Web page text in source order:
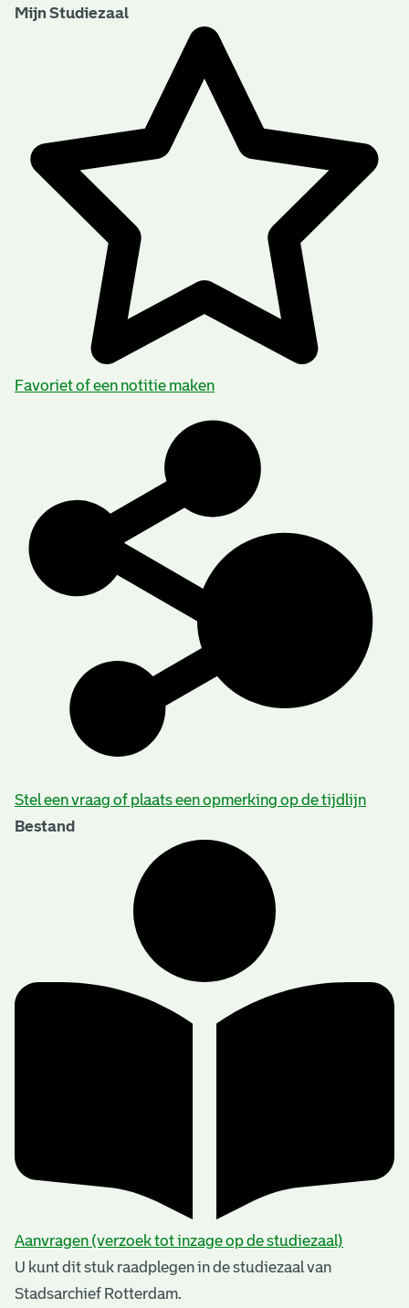
Mijn Studiezaal
Favoriet of een notitie maken
Stel een vraag of plaats een opmerking op de tijdlijn
Bestand
Aanvragen (verzoek tot inzage op de studiezaal)
U kunt dit stuk raadplegen in de studiezaal van
Stadsarchief Rotterdam.